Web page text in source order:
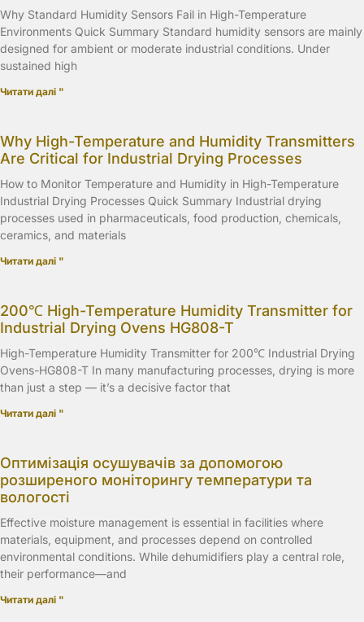
Why Standard Humidity Sensors Fail in High-Temperature
Environments Quick Summary Standard humidity sensors are mainly
designed for ambient or moderate industrial conditions. Under
sustained high
Читати далі "
Why High-Temperature and Humidity Transmitters
Are Critical for Industrial Drying Processes
How to Monitor Temperature and Humidity in High-Temperature
Industrial Drying Processes Quick Summary Industrial drying
processes used in pharmaceuticals, food production, chemicals,
ceramics, and materials
Читати далі "
200℃ High-Temperature Humidity Transmitter for
Industrial Drying Ovens HG808-T
High-Temperature Humidity Transmitter for 200℃ Industrial Drying
Ovens-HG808-T In many manufacturing processes, drying is more
than just a step — it’s a decisive factor that
Читати далі "
Оптимізація осушувачів за допомогою
розширеного моніторингу температури та
вологості
Effective moisture management is essential in facilities where
materials, equipment, and processes depend on controlled
environmental conditions. While dehumidifiers play a central role,
their performance—and
Читати далі "